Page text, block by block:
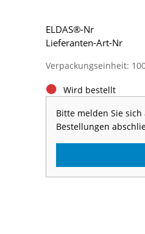
Verpackungseinheit:
Wird bestellt
Bitte melden Sie
Bestellungen
ELDAS®-Nr
Lieferanten-Art-Nr